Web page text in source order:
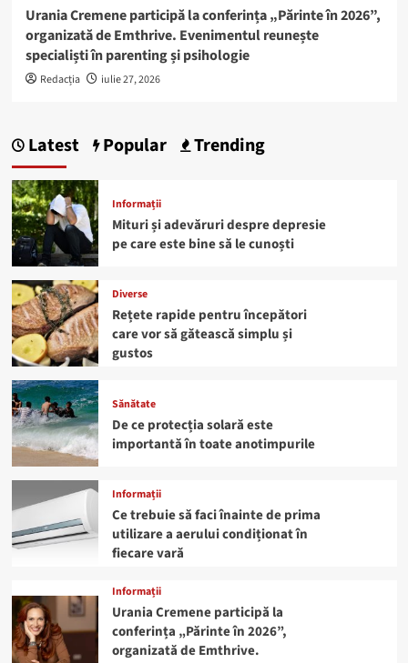
Urania Cremene participă la conferința „Părinte în 2026”,
organizată de Emthrive. Evenimentul reunește
specialiști în parenting și psihologie
Redacția iulie 27, 2026
Latest Popular Trending
Informații
Mituri și adevăruri despre depresie
pe care este bine să le cunoști
Diverse
Rețete rapide pentru începători
care vor să gătească simplu și
gustos
Sănătate
De ce protecția solară este
importantă în toate anotimpurile
Informații
Ce trebuie să faci înainte de prima
utilizare a aerului condiționat în
fiecare vară
Informații
Urania Cremene participă la
conferința „Părinte în 2026”,
organizată de Emthrive.